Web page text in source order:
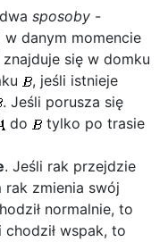
sposoby -
w danym momencie
się w domku
, jeśli istnieje
. Jeśli porusza się
do
tylko po trasie
. Jeśli rak przejdzie
zmienia swój
normalnie, to
wspak, to